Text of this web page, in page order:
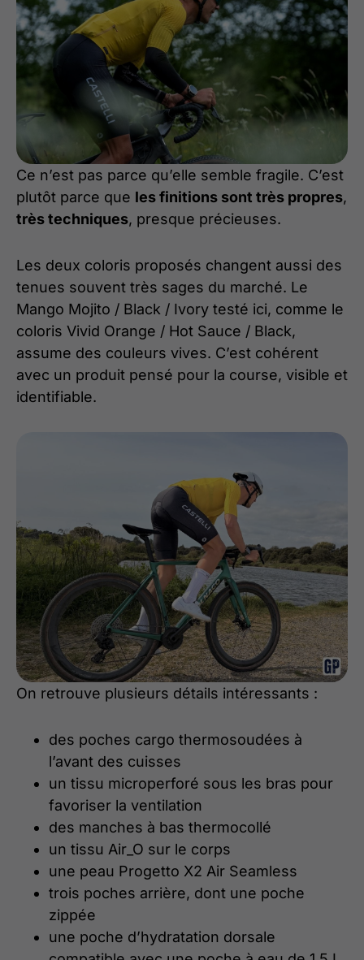
Ce n’est pas parce qu’elle semble fragile. C’est
plutôt parce que les finitions sont très propres,
très techniques, presque précieuses.
Les deux coloris proposés changent aussi des
tenues souvent très sages du marché. Le
Mango Mojito / Black / Ivory testé ici, comme le
coloris Vivid Orange / Hot Sauce / Black,
assume des couleurs vives. C’est cohérent
avec un produit pensé pour la course, visible et
identifiable.
On retrouve plusieurs détails intéressants :
des poches cargo thermosoudées à
l’avant des cuisses
un tissu microperforé sous les bras pour
favoriser la ventilation
des manches à bas thermocollé
un tissu Air_O sur le corps
une peau Progetto X2 Air Seamless
trois poches arrière, dont une poche
zippée
une poche d’hydratation dorsale